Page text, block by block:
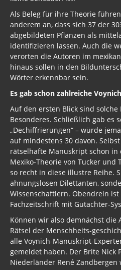
Als Beleg für ihre Theorie
anderem an, dass sich 37 der
abgebildeten Pflanzen als
identifizieren lassen. Auch die
verorten die Autoren im
hinaus sollen in den
Wörter erkennbar sein.
Es gab schon zahlreiche
Auf den ersten Blick sind
Besonderes. Schließlich gab es
„Dechiffrierungen“ – würde
auf mindestens 30 davon.
rätselhafte Manuskript schon in
Mexiko-Theorie von Tucker und
so recht in diese illustre Reihe.
ahnungslosen Dilettanten,
Wissenschaftlern. Obendrein
Fachzeitschrift mit Gutachter-
Können wir also demnächst die
Rätsel der Menschheits-
alle Voynich-Manuskript-
gemeldet haben. Der Brite Nick
Niederländer René